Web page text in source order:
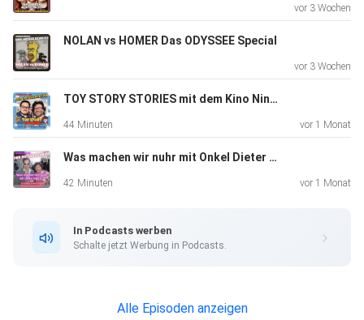
schon gehört haben. Und alles natürlich nicht Pilz- und auch
nicht Spoilerfrei! Ihr seid gewarnt!
vor 3 Wochen
NOLAN vs HOMER Das ODYSSEE Special
vor 3 Wochen
TOY STORY STORIES mit dem Kino Nino #70
44 Minuten vor 1 Monat
Was machen wir nuhr mit Onkel Dieter #69
42 Minuten vor 1 Monat
In Podcasts werben
Schalte jetzt Werbung in Podcasts.
Alle Episoden anzeigen